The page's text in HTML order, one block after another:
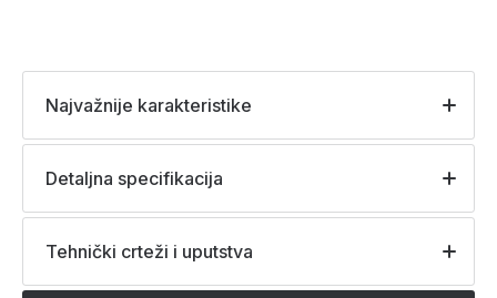
Najvažnije karakteristike
Detaljna specifikacija
Tehnički crteži i uputstva